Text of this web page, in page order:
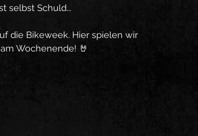
selbst Schuld...
die Bikeweek. Hier spielen wir
Wochenende! 🤘